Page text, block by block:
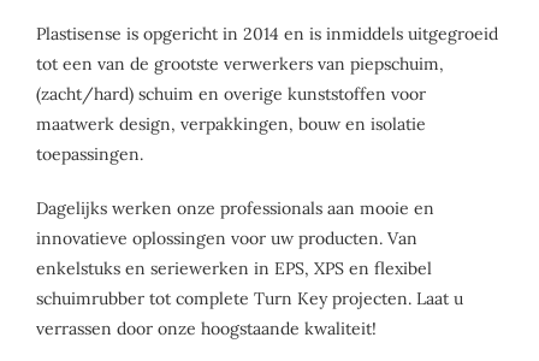
Plastisense is opgericht in 2014 en is inmiddels uitgegroeid
tot een van de grootste verwerkers van piepschuim,
(zacht/hard) schuim en overige kunststoffen voor
maatwerk design, verpakkingen, bouw en isolatie
toepassingen.
Dagelijks werken onze professionals aan mooie en
innovatieve oplossingen voor uw producten. Van
enkelstuks en seriewerken in EPS, XPS en flexibel
schuimrubber tot complete Turn Key projecten. Laat u
verrassen door onze hoogstaande kwaliteit!